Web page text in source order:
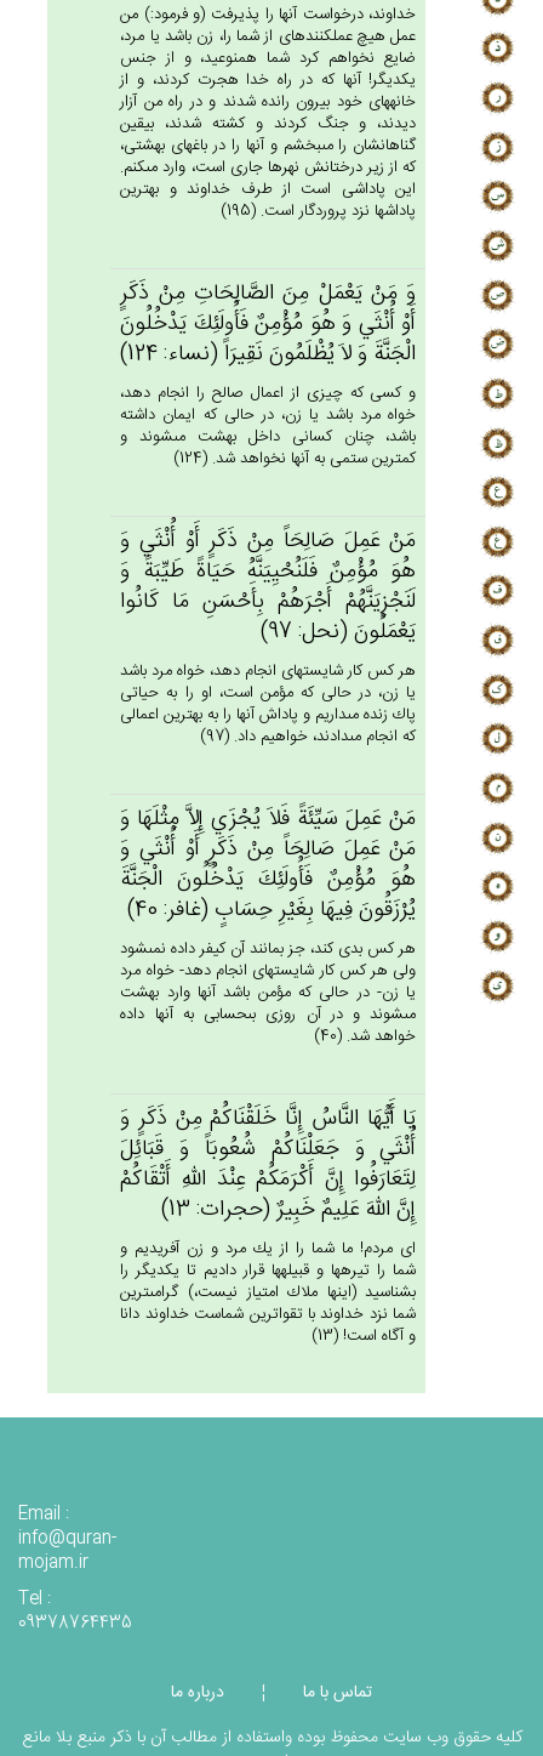
خداوند، درخواست آنها را پذيرفت (و فرمود:) من
عمل هيچ عمل‏كننده‏اى از شما را، زن باشد يا مرد،
ضايع نخواهم كرد شما همنوعيد، و از جنس
يكديگر! آنها كه در راه خدا هجرت كردند، و از
خانه‏هاى خود بيرون رانده شدند و در راه من آزار
ديدند، و جنگ كردند و كشته شدند، بيقين
گناهانشان را مى‏بخشم و آنها را در باغهاى بهشتى،
كه از زير درختانش نهرها جارى است، وارد مى‏كنم.
اين پاداشى است از طرف خداوند و بهترين
پاداشها نزد پروردگار است. (195)
وَ مَنْ‌ يَعْمَل‌ْ مِن‌َ الصَّالِحَات‌ِ مِنْ‌ ذَكَرٍ
أَوْ أُنْثَي‌ وَ هُوَ مُؤْمِن‌ٌ فَأُولَئِك‌َ يَدْخُلُون‌َ
الْجَنَّة‌َ وَ لاَ يُظْلَمُون‌َ نَقِيرَاً (نساء: 124)
و كسى كه چيزى از اعمال صالح را انجام دهد،
خواه مرد باشد يا زن، در حالى كه ايمان داشته
باشد، چنان كسانى داخل بهشت مى‏شوند و
كمترين ستمى به آنها نخواهد شد. (124)
مَن‌ْ عَمِل‌َ صَالِحَاً مِنْ‌ ذَكَرٍ أَوْ أُنْثَي‌ وَ
هُوَ مُؤْمِن‌ٌ فَلَنُحْيِيَنَّه‌ُ حَيَاة‌ً طَيِّبَة‌ً وَ
لَنَجْزِيَنَّهُم‌ْ أَجْرَهُمْ‌ بِأَحْسَنِ مَا كَانُوا
يَعْمَلُون‌َ (نحل: 97)
هر كس كار شايسته‏اى انجام دهد، خواه مرد باشد
يا زن، در حالى كه مؤمن است، او را به حياتى
پاك زنده مى‏داريم و پاداش آنها را به بهترين اعمالى
كه انجام مى‏دادند، خواهيم داد. (97)
مَن‌ْ عَمِل‌َ سَيِّئَة‌ً فَلاَ يُجْزَي‌ إِلاَّ مِثْلَهَا وَ
مَن‌ْ عَمِل‌َ صَالِحَاً مِنْ‌ ذَكَرٍ أَوْ أُنْثَي‌ وَ
هُوَ مُؤْمِن‌ٌ فَأُولَئِك‌َ يَدْخُلُون‌َ الْجَنَّة‌َ
يُرْزَقُون‌َ فِيهَا بِغَيْرِ حِسَاب‌ٍ (غافر: 40)
هر كس بدى كند، جز بمانند آن كيفر داده نمى‏شود
ولى هر كس كار شايسته‏اى انجام دهد- خواه مرد
يا زن- در حالى كه مؤمن باشد آنها وارد بهشت
مى‏شوند و در آن روزى بى‏حسابى به آنها داده
خواهد شد. (40)
يَا أَيُّهَا النَّاس‌ُ إِنَّا خَلَقْنَاكُمْ‌ مِنْ‌ ذَكَرٍ وَ
أُنْثَي‌ وَ جَعَلْنَاكُم‌ْ شُعُوبَاً وَ قَبَائِل‌َ
لِتَعَارَفُوا إِن‌َّ أَكْرَمَكُم‌ْ عِنْدَ الله‌ِ أَتْقَاكُم‌ْ
إِن‌َّ الله‌َ عَلِيم‌ٌ خَبِيرٌ (حجرات: 13)
اى مردم! ما شما را از يك مرد و زن آفريديم و
شما را تيره‏ها و قبيله‏ها قرار داديم تا يكديگر را
بشناسيد (اينها ملاك امتياز نيست،) گرامى‏ترين
شما نزد خداوند با تقواترين شماست خداوند دانا
و آگاه است! (13)
Email :
info@quran-
mojam.ir
Tel :
09378764435
تماس با ما ¦
درباره ما
کلیه حقوق وب سایت محفوظ بوده واستفاده از مطالب آن با ذکر منبع بلا مانع